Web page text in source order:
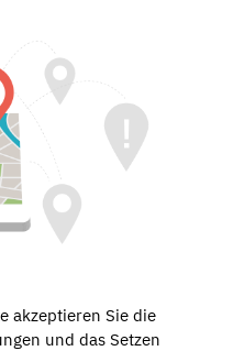
akzeptieren Sie die
und das Setzen